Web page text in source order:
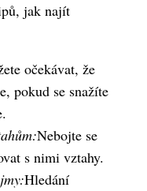
jak najít
očekávat, že
pokud se snažíte
Nebojte se
s nimi vztahy.
Hledání